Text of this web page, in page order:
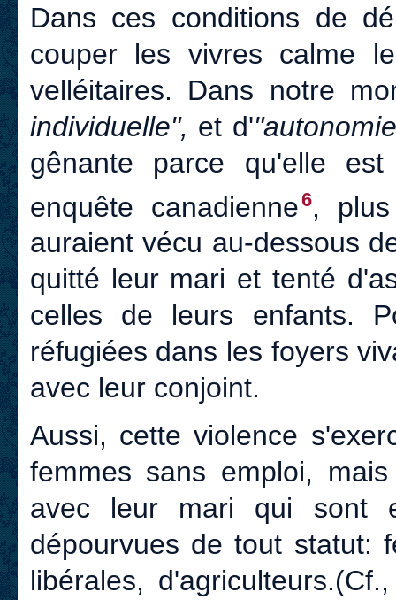
Dans ces conditions de
couper les vivres calme
velléitaires. Dans notre
individuelle", et d'
gênante parce qu'elle
enquête canadienne6,
auraient vécu au-dessous
quitté leur mari et tenté
celles de leurs enfants.
réfugiées dans les foyers
avec leur conjoint.
Aussi, cette violence
femmes sans emploi,
avec leur mari qui sont
dépourvues de tout statut:
libérales,